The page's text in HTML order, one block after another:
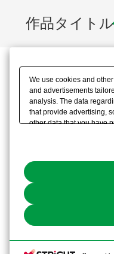
作品タイトル
We use cookies and
and advertisements
analysis. The data
that provide advertising,
other data that you have
the use of all Cookies
You can change your